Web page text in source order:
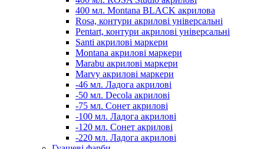
400 мл. Montana BLACK акрилова
Rosa, контури акрилові універсальні
Pentart, контури акрилові універсальні
Santi акрилові маркери
Montana акрилові маркери
Marabu акрилові маркери
Marvy акрилові маркери
-46 мл. Ладога акрилові
-50 мл. Decola акрилові
-75 мл. Сонет акрилові
-100 мл. Ладога акрилові
-120 мл. Сонет акрилові
-220 мл. Ладога акрилові